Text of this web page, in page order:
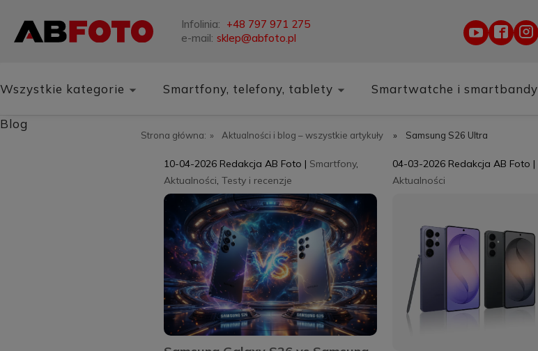
Infolinia: +48 797 971 275
e-mail: sklep@abfoto.pl
Wszystkie kategorie Smartfony, telefony, tablety Smartwatche i smartbandy
Blog
Strona główna: » Aktualności i blog – wszystkie artykuły » Samsung S26 Ultra
10-04-2026 Redakcja AB Foto | Smartfony,
Aktualności, Testy i recenzje
04-03-2026 Redakcja AB Foto |
Aktualności